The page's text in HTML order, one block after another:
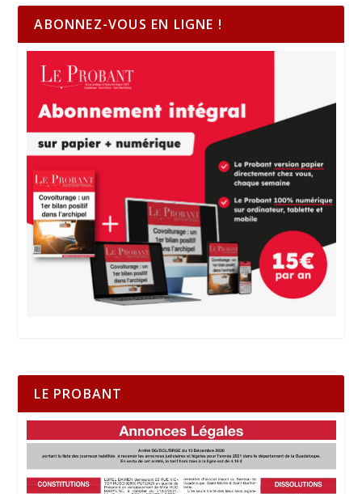
ABONNEZ-VOUS EN LIGNE !
LE PROBANT